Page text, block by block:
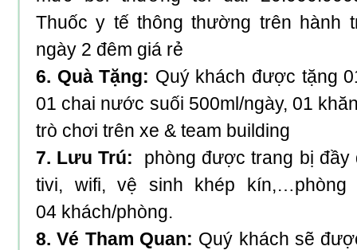
Thuốc y tế thông thường trên hành
ngày 2 đêm giá rẻ
6. Quà Tặng: Quý khách được tặng
01 chai nước suối 500ml/ngày, 01
trò chơi trên xe & team building
7. Lưu Trú:
phòng được trang bị đầy
tivi, wifi, vệ sinh khép
04 khách/phòng.
8. Vé Tham Quan: Quý khách sẽ